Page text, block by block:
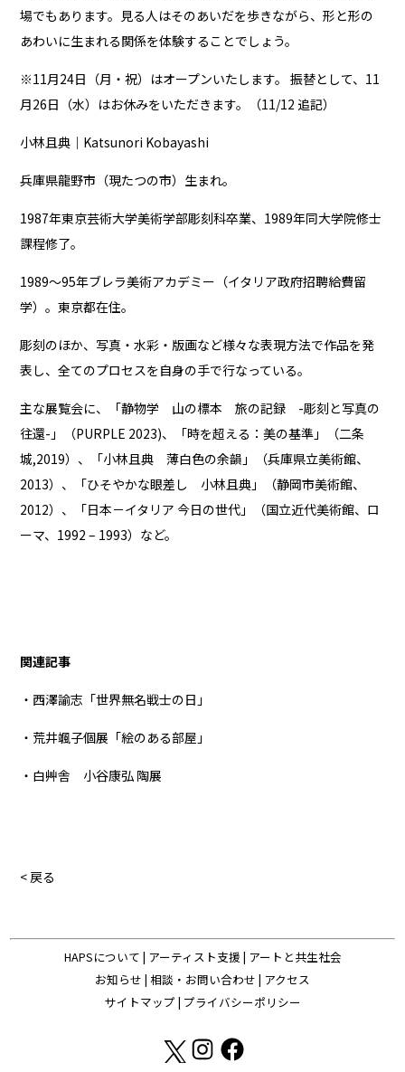
場でもあります。見る人はそのあいだを歩きながら、形と形の
あわいに生まれる関係を体験することでしょう。
※11月24日（月・祝）はオープンいたします。 振替として、11
月26日（水）はお休みをいただきます。（11/12 追記）
小林且典｜Katsunori Kobayashi
兵庫県龍野市（現たつの市）生まれ。
1987年東京芸術大学美術学部彫刻科卒業、1989年同大学院修士
課程修了。
1989〜95年ブレラ美術アカデミー（イタリア政府招聘給費留
学）。東京都在住。
彫刻のほか、写真・水彩・版画など様々な表現方法で作品を発
表し、全てのプロセスを自身の手で行なっている。
主な展覧会に、「静物学 山の標本 旅の記録 -彫刻と写真の
往還-」（PURPLE 2023)、「時を超える：美の基準」（二条
城,2019）、「小林且典 薄白色の余韻」（兵庫県立美術館、
2013）、「ひそやかな眼差し 小林且典」（静岡市美術館、
2012）、「日本－イタリア 今日の世代」（国立近代美術館、ロ
ーマ、1992 – 1993）など。
関連記事
・西澤諭志「世界無名戦士の日」
・荒井颯子個展「絵のある部屋」
・白艸舎 小谷康弘 陶展
< 戻る
HAPSについて | アーティスト支援 | アートと共生社会
お知らせ | 相談・お問い合わせ | アクセス
サイトマップ | プライバシーポリシー